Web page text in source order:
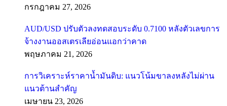
กรกฎาคม 27, 2026
AUD/USD ปรับตัวลงทดสอบระดับ 0.7100 หลังตัวเลขการ
จ้างงานออสเตรเลียอ่อนแอกว่าคาด
พฤษภาคม 21, 2026
การวิเคราะห์ราคาน้ำมันดิบ: แนวโน้มขาลงหลังไม่ผ่าน
แนวต้านสำคัญ
เมษายน 23, 2026